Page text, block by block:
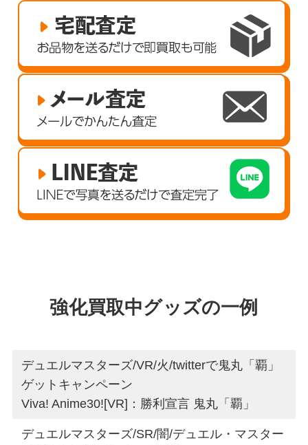
強化買取中グッズの一例
デュエルマスターズ/VR/火/twitterで鬼丸「覇」
ゲットキャンペーン
Viva! Anime30![VR]：勝利宣言 鬼丸「覇」
デュエルマスターズ/SR/闇/デュエル・マスター